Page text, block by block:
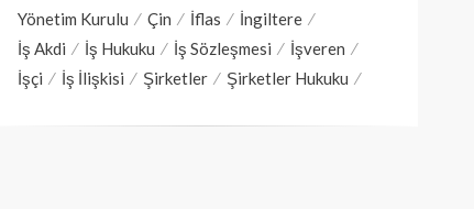
Yönetim Kurulu
Çin İflas
İngiltere
İş Akdi
İş Hukuku İş Sözleşmesi
İşveren
İşçi
İş İlişkisi Şirketler Şirketler Hukuku